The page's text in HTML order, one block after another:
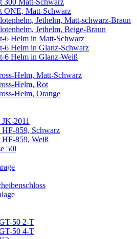
300 Matt-Schwarz
ONE, Matt-Schwarz
Jethelm, Matt-schwarz-Braun
Jethelm, Beige-Braun
6 Helm in Matt-Schwarz
6 Helm in Glanz-Schwarz
6 Helm in Glanz-Weiß
Helm, Matt-Schwarz
Helm, Rot
Helm, Orange
JK-2011
HF-859, Schwarz
HF-859, Weiß
50l
50 2-T
50 4-T